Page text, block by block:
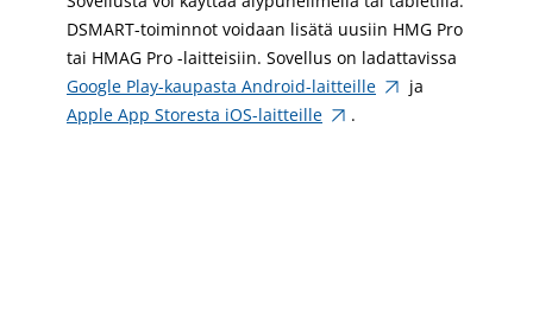
DSMART-toiminnot voidaan lisätä uusiin HMG Pro
tai HMAG Pro -laitteisiin. Sovellus on ladattavissa
Google Play-kaupasta Android-laitteille
ja
Apple App Storesta iOS-laitteille
.